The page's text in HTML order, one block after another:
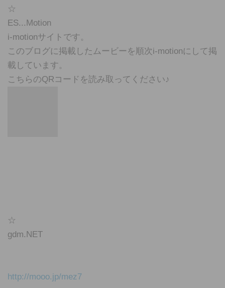
☆
ES...Motion
i-motionサイトです。
このブログに掲載したムービーを順次i-motionにして掲
載しています。
こちらのQRコードを読み取ってください♪
☆
gdm.NET
http://mooo.jp/mez7